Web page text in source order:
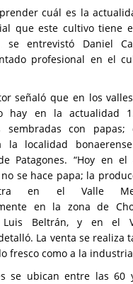
cuál es la
que este cultivo tiene
se entrevistó Daniel
profesional en el
señaló que en los
hay en la actualidad
sembradas con papas;
la localidad
Patagones. “Hoy en el
se hace papa; la
en el Valle
en la zona de
Beltrán, y en el
La venta se realiza
fresco como a la
se ubican entre las 60